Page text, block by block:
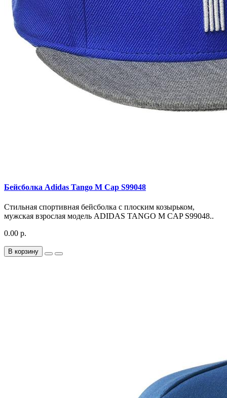
Бейсболка Adidas Tango M Cap S99048
Стильная спортивная бейсболка с плоским козырьком,
мужская взрослая модель ADIDAS TANGO M CAP S99048..
0.00 р.
В корзину